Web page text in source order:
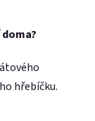
hřebíčku.